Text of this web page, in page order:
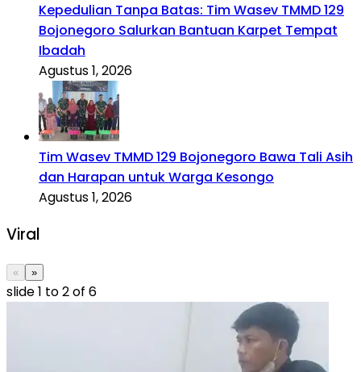
Kepedulian Tanpa Batas: Tim Wasev TMMD 129
Bojonegoro Salurkan Bantuan Karpet Tempat
Ibadah
Agustus 1, 2026
Tim Wasev TMMD 129 Bojonegoro Bawa Tali Asih
dan Harapan untuk Warga Kesongo
Agustus 1, 2026
Viral
« »
slide1 to 2of 6